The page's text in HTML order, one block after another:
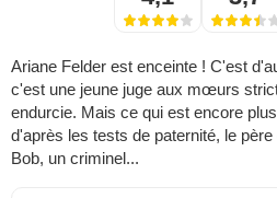
Ariane Felder est enceinte ! C'est
c'est une jeune juge aux mœurs
endurcie. Mais ce qui est encore
d'après les tests de paternité, le
Bob, un criminel...